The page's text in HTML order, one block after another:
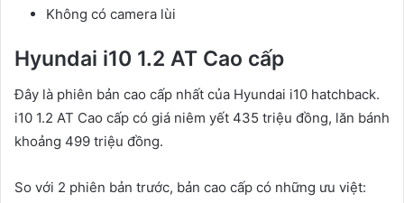
Không có camera lùi
Hyundai i10 1.2 AT Cao cấp
Đây là phiên bản cao cấp nhất của Hyundai i10 hatchback.
i10 1.2 AT Cao cấp có giá niêm yết 435 triệu đồng, lăn bánh
khoảng 499 triệu đồng.
So với 2 phiên bản trước, bản cao cấp có những ưu việt: